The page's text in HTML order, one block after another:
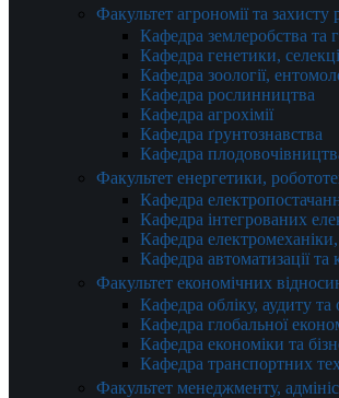
Факультет агрономії та захисту
Кафедра землеробства
Кафедра генетики,
Кафедра зоології,
Кафедра рослинництва
Кафедра агрохімії
Кафедра ґрунтознавства
Кафедра
Факультет енергетики,
Кафедра
Кафедра інтегрованих
Кафедра електромеханіки,
Кафедра автоматизації
Факультет економічних
Кафедра обліку, аудиту
Кафедра глобальної
Кафедра економіки та
Кафедра транспортних
Факультет менеджменту,